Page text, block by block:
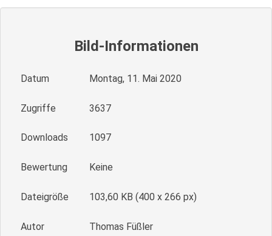
Bild-Informationen
Datum Montag, 11. Mai 2020
Zugriffe 3637
Downloads 1097
Bewertung Keine
Dateigröße 103,60 KB (400 x 266 px)
Autor Thomas Füßler